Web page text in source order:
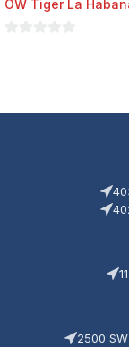
OW Tiger La
2500